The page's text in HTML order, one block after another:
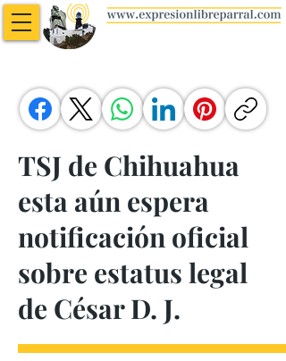
TSJ de Chihuahua
esta aún espera
notificación oficial
sobre estatus legal
de César D. J.